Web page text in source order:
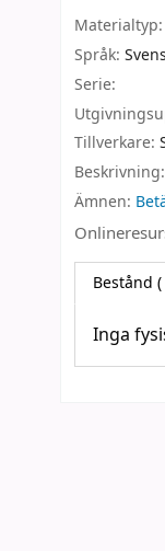
Materialtyp:
Språk:
Serie:
Tillverkare:
Beskrivning:
Ämnen:
Bestånd
Inga